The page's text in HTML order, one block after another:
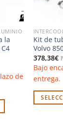
la
de
Kit de
Volvo
378,38€
Bajo
entrega.